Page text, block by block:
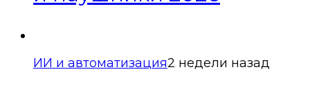
ИИ и автоматизация2 недели назад